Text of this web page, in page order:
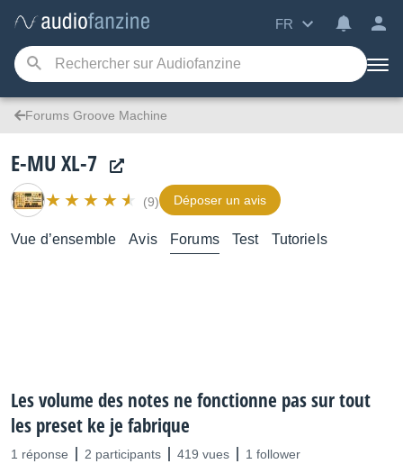
FR
Forums Groove Machine
E-MU XL-7
(9) Déposer un avis
Vue d’ensemble Avis Forums Test Tutoriels
Les volume des notes ne fonctionne pas sur tout
les preset ke je fabrique
1 réponse 2 participants 419 vues 1 follower